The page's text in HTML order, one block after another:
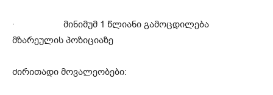
· მინიმუმ 1 წლიანი გამოცდილება
მზარეულის პოზიციაზე
ძირითადი მოვალეობები: